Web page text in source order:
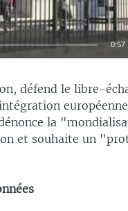
0:57
défend le libre-
la
et souhaite un